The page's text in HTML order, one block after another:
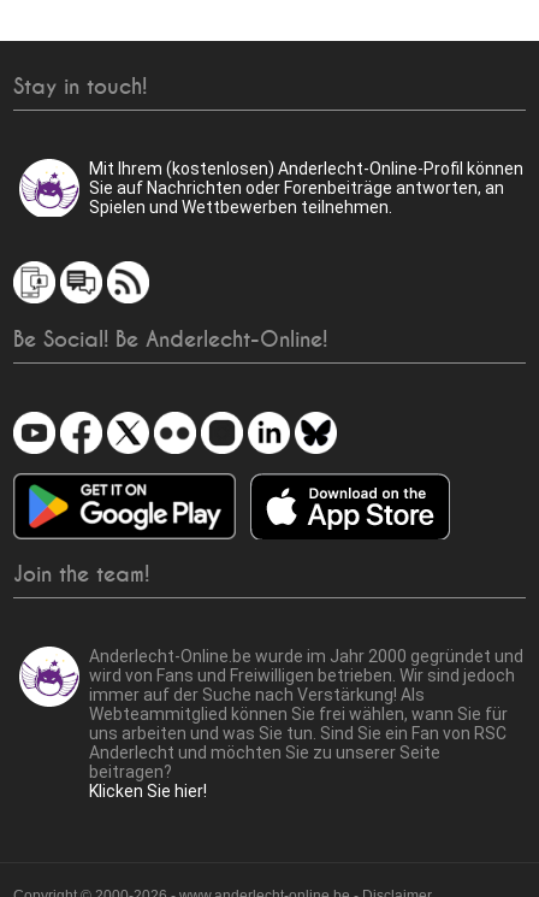
Stay in touch!
Mit Ihrem (kostenlosen) Anderlecht-Online-Profil können
Sie auf Nachrichten oder Forenbeiträge antworten, an
Spielen und Wettbewerben teilnehmen.
Be Social! Be Anderlecht-Online!
Join the team!
Anderlecht-Online.be wurde im Jahr 2000 gegründet und
wird von Fans und Freiwilligen betrieben. Wir sind jedoch
immer auf der Suche nach Verstärkung! Als
Webteammitglied können Sie frei wählen, wann Sie für
uns arbeiten und was Sie tun. Sind Sie ein Fan von RSC
Anderlecht und möchten Sie zu unserer Seite
beitragen?
Klicken Sie hier!